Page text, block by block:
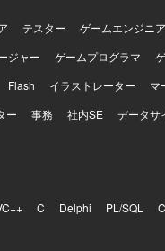
テスター ゲームエンジニア
ジャー ゲームプログラマ
Flash イラストレーター マ
ー 事務 社内SE データサ
C Delphi PL/SQL